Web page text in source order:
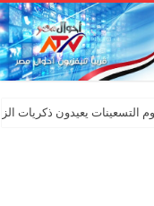
يعيدون ذكريات